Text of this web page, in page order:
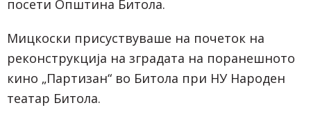
посети Општина Битола.
Мицкоски присуствуваше на почеток на
реконструкција на зградата на поранешното
кино „Партизан“ во Битола при НУ Народен
театар Битола.